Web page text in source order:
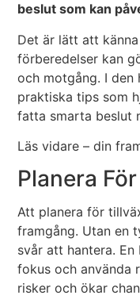
beslut som kan
Det är lätt att
förberedelser kan
och motgång. I
praktiska tips som
fatta smarta beslut
Läs vidare – din
Planera
Att planera för
framgång. Utan en
svår att hantera.
fokus och använda
risker och ökar